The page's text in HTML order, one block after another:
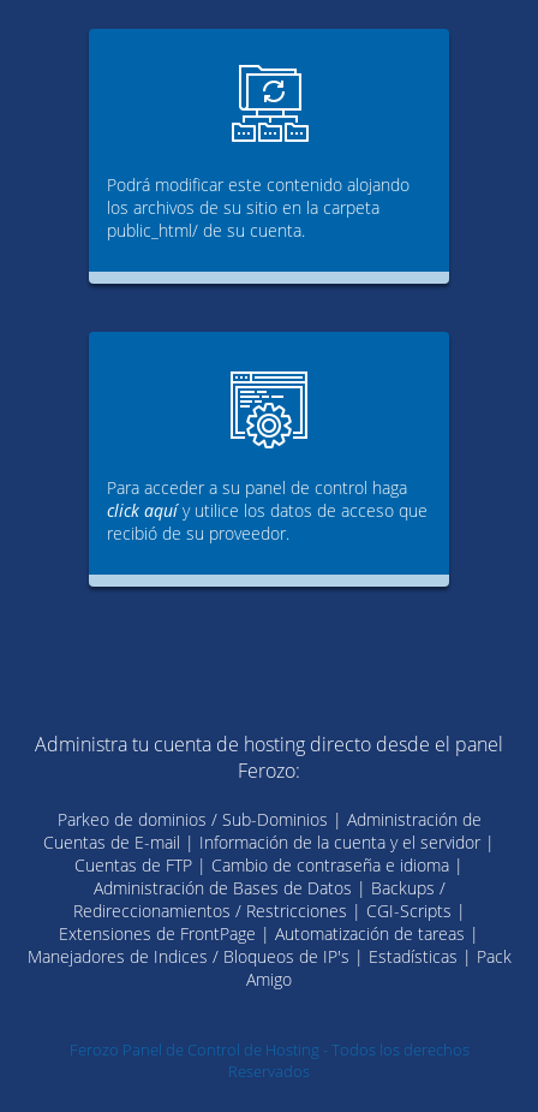
Podrá modificar este contenido alojando
los archivos de su sitio en la carpeta
public_html/ de su cuenta.
Para acceder a su panel de control haga
click aquíy utilice los datos de acceso que
recibió de su proveedor.
Administra tu cuenta de hosting directo desde el panel
Ferozo:
Parkeo de dominios / Sub-Dominios | Administración de
Cuentas de E-mail | Información de la cuenta y el servidor |
Cuentas de FTP | Cambio de contraseña e idioma |
Administración de Bases de Datos | Backups /
Redireccionamientos / Restricciones | CGI-Scripts |
Extensiones de FrontPage | Automatización de tareas |
Manejadores de Indices / Bloqueos de IP's | Estadísticas | Pack
Amigo
Ferozo Panel de Control de Hosting - Todos los derechos
Reservados